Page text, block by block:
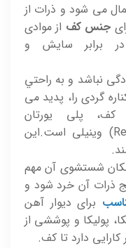
می شود و ذرات از
جنس کف از موادی
برابر سايش و
نباشد و به راحتي
گردی را، پديد می
کف، پلی يورتان
(Polyurethane) و رزيلی انت(Resilient) وينيلی است.اين
شستشوی آن مهم
ذرات آن خرد شود و
برای ديوار آهن
پوليکا و پوششی از
دارد تا کف.